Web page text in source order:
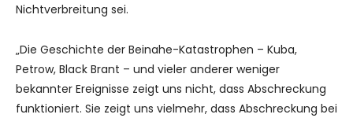
Nichtverbreitung sei.
„Die Geschichte der Beinahe-Katastrophen – Kuba,
Petrow, Black Brant – und vieler anderer weniger
bekannter Ereignisse zeigt uns nicht, dass Abschreckung
funktioniert. Sie zeigt uns vielmehr, dass Abschreckung bei